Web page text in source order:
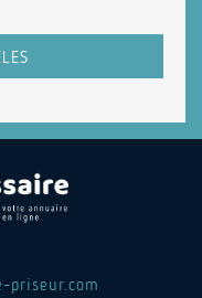
priseur.com